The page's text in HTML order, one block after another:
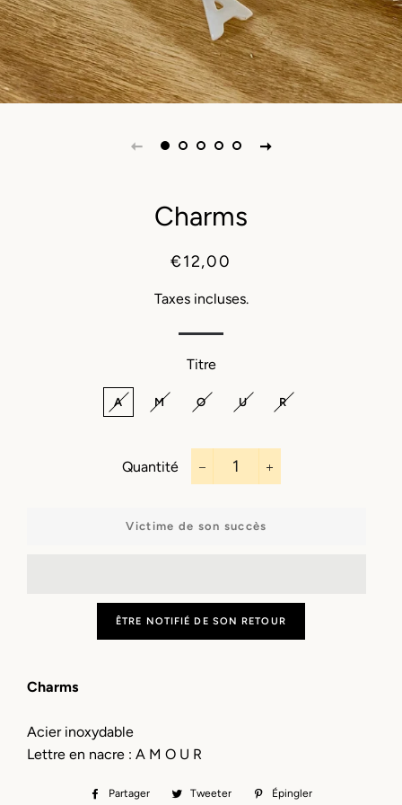
Charms
Prix
Prix
€12,00
Taxes incluses.
Titre
A M O U R
Quantité
−
+
Victime de son succès
ÊTRE NOTIFIÉ DE SON RETOUR
Charms
Acier inoxydable
Lettre en nacre : A M O U R
Partager PartagerTweeter TweeterÉpingler